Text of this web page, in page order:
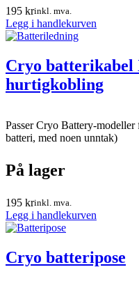
195 krinkl. mva.
Legg i handlekurven
Cryo batterikabel
hurtigkobling
Passer Cryo Battery-
batteri, med noen unntak)
På lager
195 krinkl. mva.
Legg i handlekurven
Cryo batteripose